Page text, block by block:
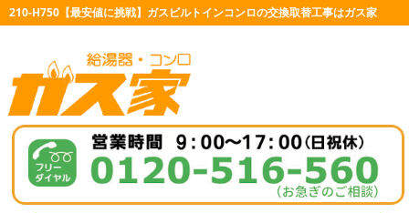
210-H750【最安値に挑戦】ガスビルトインコンロの交換取替工事はガス家